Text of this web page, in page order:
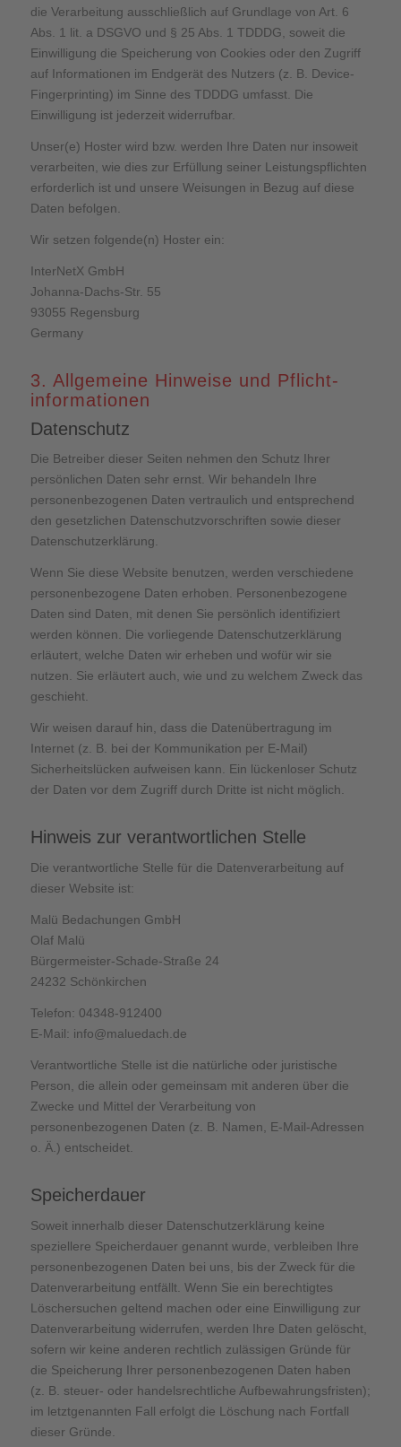
die Verarbeitung ausschließlich auf Grundlage von Art. 6
Abs. 1 lit. a DSGVO und § 25 Abs. 1 TDDDG, soweit die
Einwilligung die Speicherung von Cookies oder den Zugriff
auf Informationen im Endgerät des Nutzers (z. B. Device-
Fingerprinting) im Sinne des TDDDG umfasst. Die
Einwilligung ist jederzeit widerrufbar.
Unser(e) Hoster wird bzw. werden Ihre Daten nur insoweit
verarbeiten, wie dies zur Erfüllung seiner Leistungspflichten
erforderlich ist und unsere Weisungen in Bezug auf diese
Daten befolgen.
Wir setzen folgende(n) Hoster ein:
InterNetX GmbH
Johanna-Dachs-Str. 55
93055 Regensburg
Germany
3. Allgemeine Hinweise und Pflicht­
informationen
Datenschutz
Die Betreiber dieser Seiten nehmen den Schutz Ihrer
persönlichen Daten sehr ernst. Wir behandeln Ihre
personenbezogenen Daten vertraulich und entsprechend
den gesetzlichen Datenschutzvorschriften sowie dieser
Datenschutzerklärung.
Wenn Sie diese Website benutzen, werden verschiedene
personenbezogene Daten erhoben. Personenbezogene
Daten sind Daten, mit denen Sie persönlich identifiziert
werden können. Die vorliegende Datenschutzerklärung
erläutert, welche Daten wir erheben und wofür wir sie
nutzen. Sie erläutert auch, wie und zu welchem Zweck das
geschieht.
Wir weisen darauf hin, dass die Datenübertragung im
Internet (z. B. bei der Kommunikation per E-Mail)
Sicherheitslücken aufweisen kann. Ein lückenloser Schutz
der Daten vor dem Zugriff durch Dritte ist nicht möglich.
Hinweis zur verantwortlichen Stelle
Die verantwortliche Stelle für die Datenverarbeitung auf
dieser Website ist:
Malü Bedachungen GmbH
Olaf Malü
Bürgermeister-Schade-Straße 24
24232 Schönkirchen
Telefon: 04348-912400
E-Mail: info@maluedach.de
Verantwortliche Stelle ist die natürliche oder juristische
Person, die allein oder gemeinsam mit anderen über die
Zwecke und Mittel der Verarbeitung von
personenbezogenen Daten (z. B. Namen, E-Mail-Adressen
o. Ä.) entscheidet.
Speicherdauer
Soweit innerhalb dieser Datenschutzerklärung keine
speziellere Speicherdauer genannt wurde, verbleiben Ihre
personenbezogenen Daten bei uns, bis der Zweck für die
Datenverarbeitung entfällt. Wenn Sie ein berechtigtes
Löschersuchen geltend machen oder eine Einwilligung zur
Datenverarbeitung widerrufen, werden Ihre Daten gelöscht,
sofern wir keine anderen rechtlich zulässigen Gründe für
die Speicherung Ihrer personenbezogenen Daten haben
(z. B. steuer- oder handelsrechtliche Aufbewahrungsfristen);
im letztgenannten Fall erfolgt die Löschung nach Fortfall
dieser Gründe.